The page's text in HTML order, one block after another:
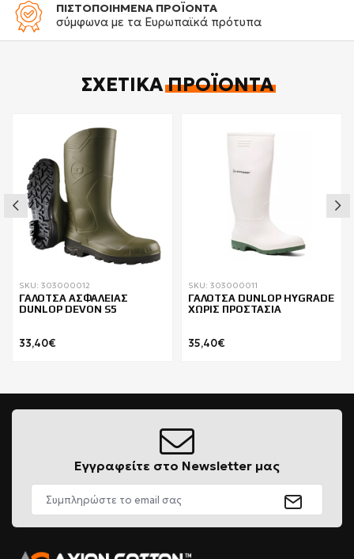
ΠΙΣΤΟΠΟΙΗΜΕΝΑ ΠΡΟΪΟΝΤΑ
σύμφωνα με τα Ευρωπαϊκά πρότυπα
ΣΧΕΤΙΚΆΠΡΟΪΌΝΤΑ
SKU: 303000012
ΓΑΛΟΤΣΑ ΑΣΦΑΛΕΙΑΣ
DUNLOP DEVON S5
33,40€
SKU: 303000011
ΓΑΛΟΤΣΑ DUNLOP HYGRADE
ΧΩΡΙΣ ΠΡΟΣΤΑΣΙΑ
35,40€
Εγγραφείτε στο Newsletter μας